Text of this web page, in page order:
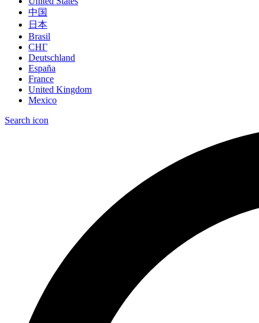
中国
日本
Brasil
СНГ
Deutschland
España
France
United Kingdom
Mexico
Search icon